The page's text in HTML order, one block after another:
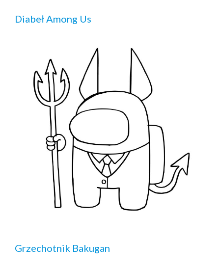
Diabeł Among Us
Grzechotnik Bakugan